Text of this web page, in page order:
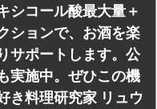
シコール酸最大量＋
ションで、お酒を楽
サポートします。公
実施中。ぜひこの機
き料理研究家 リュウ